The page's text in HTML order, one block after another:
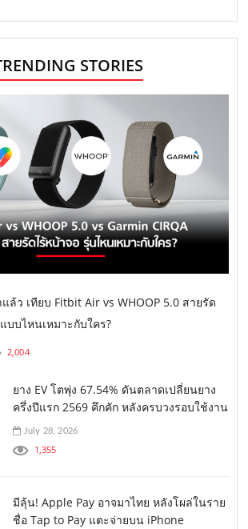
STORIES
ล้ว เทียบ Fitbit Air vs WHOOP 5.0 สายรัด
บบไหนเหมาะกับใคร?
2,004
ยาง EV โตพุ่ง 67.54% ดันตลาดเปลี่ยนยาง
ครึ่งปีแรก 2569 คึกคัก หลังครบวงรอบใช้งาน
July 28, 2026
1,355
มีลุ้น! Apple Pay อาจมาไทย หลังโผล่ในราย
ชื่อ Tap to Pay แตะจ่ายบน iPhone